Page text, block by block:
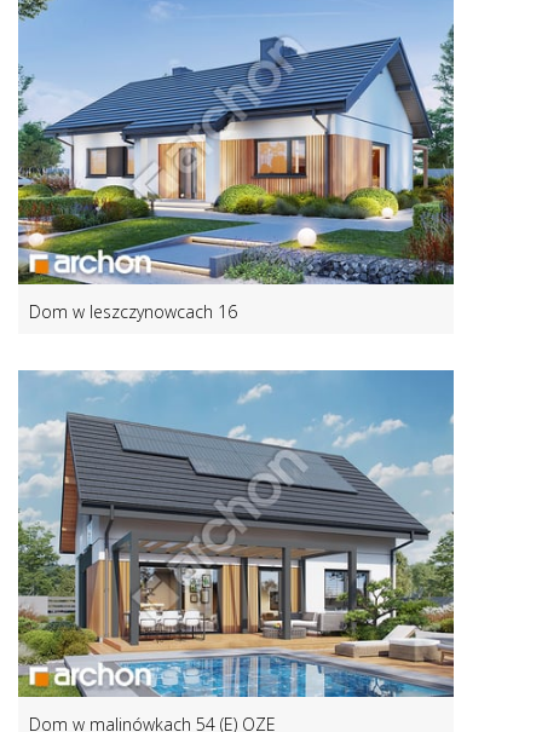
Dom w leszczynowcach 16
Dom w malinówkach 54 (E) OZE